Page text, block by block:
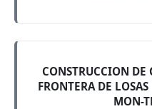
CONSTRUCCION
FRONTERA DE
MON-